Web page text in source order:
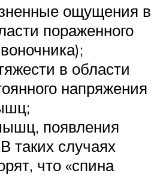
ощущения в
пораженного
в области
напряжения
появления
таких случаях
что «спина